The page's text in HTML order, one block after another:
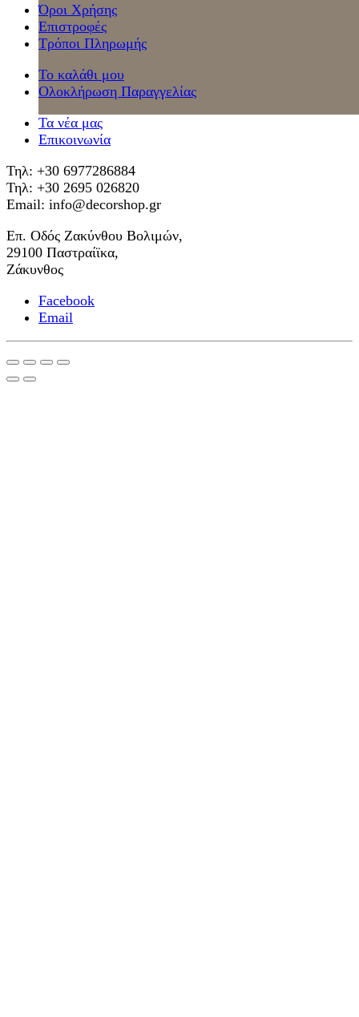
Όροι Χρήσης
Επιστροφές
Τρόποι Πληρωμής
Το καλάθι μου
Ολοκλήρωση Παραγγελίας
Τα νέα μας
Επικοινωνία
Τηλ: +30 6977286884
Τηλ: +30 2695 026820
Email: info@decorshop.gr
Επ. Οδός Ζακύνθου Βολιμών,
29100 Παστραίϊκα,
Ζάκυνθος
Facebook
Email